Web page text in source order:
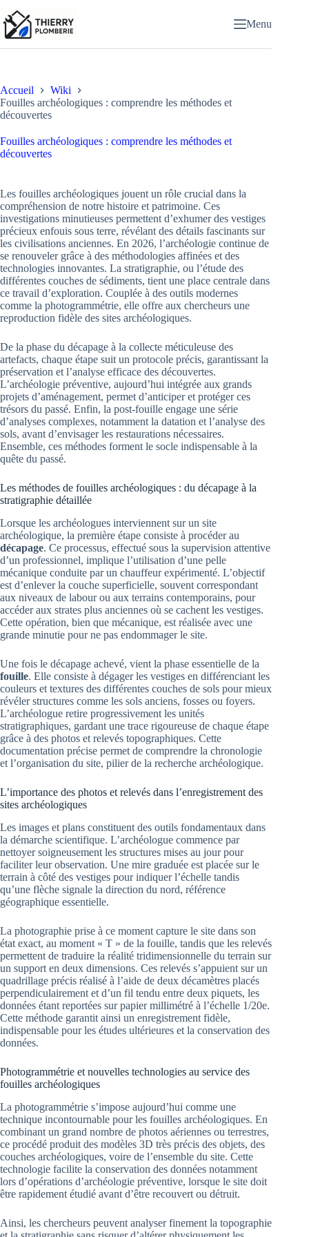
au
contenu
Menu
Accueil
Wiki
Fouilles archéologiques : comprendre les méthodes et
découvertes
Fouilles archéologiques : comprendre les méthodes et
découvertes
Les fouilles archéologiques jouent un rôle crucial dans la
compréhension de notre histoire et patrimoine. Ces
investigations minutieuses permettent d’exhumer des vestiges
précieux enfouis sous terre, révélant des détails fascinants sur
les civilisations anciennes. En 2026, l’archéologie continue de
se renouveler grâce à des méthodologies affinées et des
technologies innovantes. La stratigraphie, ou l’étude des
différentes couches de sédiments, tient une place centrale dans
ce travail d’exploration. Couplée à des outils modernes
comme la photogrammétrie, elle offre aux chercheurs une
reproduction fidèle des sites archéologiques.
De la phase du décapage à la collecte méticuleuse des
artefacts, chaque étape suit un protocole précis, garantissant la
préservation et l’analyse efficace des découvertes.
L’archéologie préventive, aujourd’hui intégrée aux grands
projets d’aménagement, permet d’anticiper et protéger ces
trésors du passé. Enfin, la post-fouille engage une série
d’analyses complexes, notamment la datation et l’analyse des
sols, avant d’envisager les restaurations nécessaires.
Ensemble, ces méthodes forment le socle indispensable à la
quête du passé.
Les méthodes de fouilles archéologiques : du décapage à la
stratigraphie détaillée
Lorsque les archéologues interviennent sur un site
archéologique, la première étape consiste à procéder au
décapage. Ce processus, effectué sous la supervision attentive
d’un professionnel, implique l’utilisation d’une pelle
mécanique conduite par un chauffeur expérimenté. L’objectif
est d’enlever la couche superficielle, souvent correspondant
aux niveaux de labour ou aux terrains contemporains, pour
accéder aux strates plus anciennes où se cachent les vestiges.
Cette opération, bien que mécanique, est réalisée avec une
grande minutie pour ne pas endommager le site.
Une fois le décapage achevé, vient la phase essentielle de la
fouille. Elle consiste à dégager les vestiges en différenciant les
couleurs et textures des différentes couches de sols pour mieux
révéler structures comme les sols anciens, fosses ou foyers.
L’archéologue retire progressivement les unités
stratigraphiques, gardant une trace rigoureuse de chaque étape
grâce à des photos et relevés topographiques. Cette
documentation précise permet de comprendre la chronologie
et l’organisation du site, pilier de la recherche archéologique.
L’importance des photos et relevés dans l’enregistrement des
sites archéologiques
Les images et plans constituent des outils fondamentaux dans
la démarche scientifique. L’archéologue commence par
nettoyer soigneusement les structures mises au jour pour
faciliter leur observation. Une mire graduée est placée sur le
terrain à côté des vestiges pour indiquer l’échelle tandis
qu’une flèche signale la direction du nord, référence
géographique essentielle.
La photographie prise à ce moment capture le site dans son
état exact, au moment « T » de la fouille, tandis que les relevés
permettent de traduire la réalité tridimensionnelle du terrain sur
un support en deux dimensions. Ces relevés s’appuient sur un
quadrillage précis réalisé à l’aide de deux décamètres placés
perpendiculairement et d’un fil tendu entre deux piquets, les
données étant reportées sur papier millimétré à l’échelle 1/20e.
Cette méthode garantit ainsi un enregistrement fidèle,
indispensable pour les études ultérieures et la conservation des
données.
Photogrammétrie et nouvelles technologies au service des
fouilles archéologiques
La photogrammétrie s’impose aujourd’hui comme une
technique incontournable pour les fouilles archéologiques. En
combinant un grand nombre de photos aériennes ou terrestres,
ce procédé produit des modèles 3D très précis des objets, des
couches archéologiques, voire de l’ensemble du site. Cette
technologie facilite la conservation des données notamment
lors d’opérations d’archéologie préventive, lorsque le site doit
être rapidement étudié avant d’être recouvert ou détruit.
Ainsi, les chercheurs peuvent analyser finement la topographie